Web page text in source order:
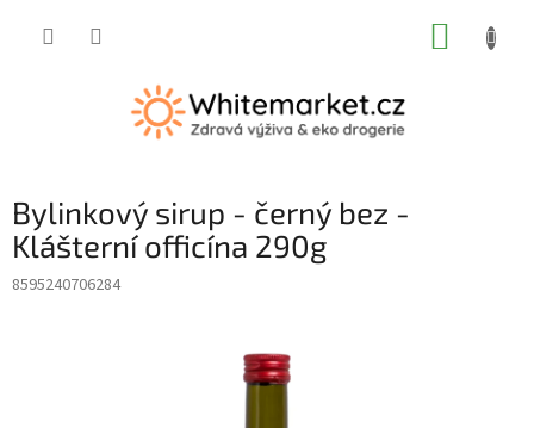
Bylinkový sirup - černý bez -
Klášterní officína 290g
8595240706284